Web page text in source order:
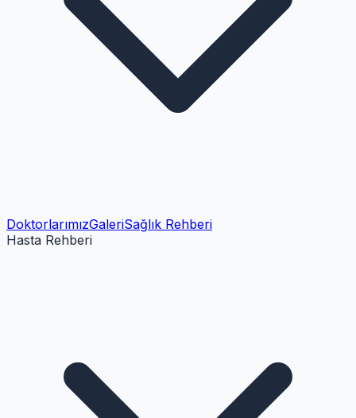
DoktorlarımızGaleriSağlık Rehberi
Hasta Rehberi